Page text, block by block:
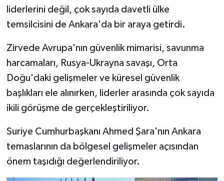
liderlerini değil, çok sayıda davetli ülke
temsilcisini de Ankara'da bir araya getirdi.
Zirvede Avrupa'nın güvenlik mimarisi, savunma
harcamaları, Rusya-Ukrayna savaşı, Orta
Doğu'daki gelişmeler ve küresel güvenlik
başlıkları ele alınırken, liderler arasında çok sayıda
ikili görüşme de gerçekleştiriliyor.
Suriye Cumhurbaşkanı Ahmed Şara'nın Ankara
temaslarının da bölgesel gelişmeler açısından
önem taşıdığı değerlendiriliyor.